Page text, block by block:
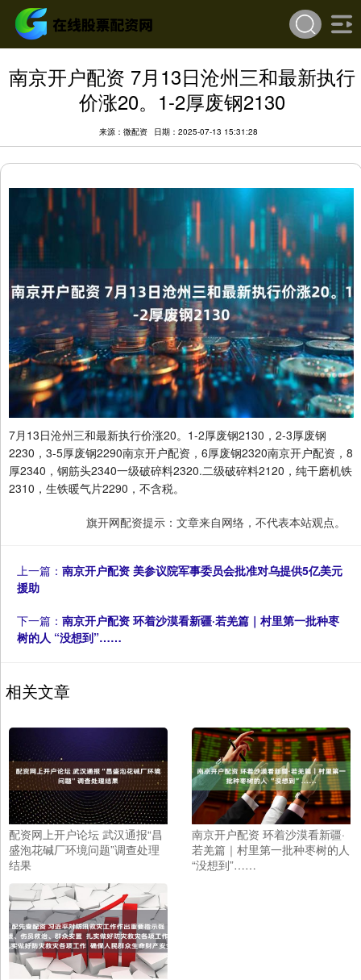
南京开户配资 7月13日沧州三和最新执行
价涨20。1-2厚废钢2130
来源：微配资 日期：2025-07-13 15:31:28
7月13日沧州三和最新执行价涨20。1-2厚废钢2130，2-3厚废钢
2230，3-5厚废钢2290南京开户配资，6厚废钢2320南京开户配资，8
厚2340，钢筋头2340一级破碎料2320.二级破碎料2120，纯干磨机铁
2310，生铁暖气片2290，不含税。
旗开网配资提示：文章来自网络，不代表本站观点。
上一篇： 南京开户配资 美参议院军事委员会批准对乌提供5亿美元
援助
下一篇： 南京开户配资 环着沙漠看新疆·若羌篇｜村里第一批种枣
树的人 “没想到”……
相关文章
配资网上开户论坛 武汉通报“昌
盛泡花碱厂环境问题”调查处理
结果
南京开户配资 环着沙漠看新疆·
若羌篇｜村里第一批种枣树的人
“没想到”……